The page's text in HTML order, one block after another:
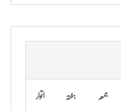
جمعہ ہفتہ اتوار